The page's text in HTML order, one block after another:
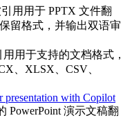
用用于 PPTX 文件翻
留格式，并输出双语审
用于支持的文档格式，
、XLSX、CSV、
presentation with Copilot
演示文稿翻